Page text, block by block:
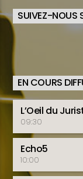
SUIVEZ-NOUS
EN COURS
L’Oeil du
09:30
Echo5
10:00